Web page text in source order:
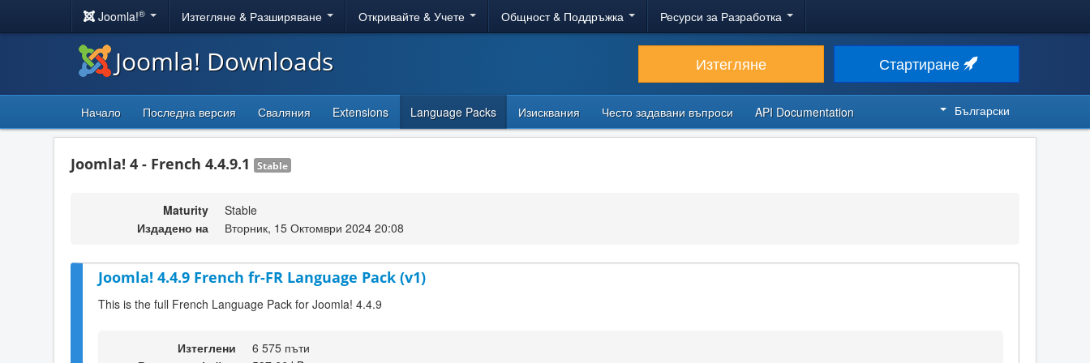
Joomla!® Изтегляне & Разширяване Откривайте & Учете Общност & Поддръжка Ресурси за Разработка
Joomla! Downloads Изтегляне Стартиране
Начало Последна версия Сваляния Extensions Language Packs Изисквания Често задавани въпроси API Documentation Български
Joomla! 4 - French 4.4.9.1 Stable
Maturity
Stable
Издадено на
Вторник, 15 Октомври 2024 20:08
Joomla! 4.4.9 French fr-FR Language Pack (v1)
This is the full French Language Pack for Joomla! 4.4.9
Изтеглени
6 575 пъти